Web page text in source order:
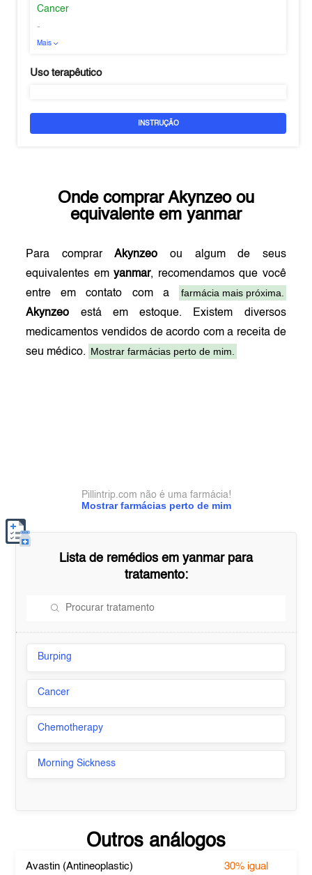
Cancer
-
Mais
Uso terapêutico
INSTRUÇÃO
Onde comprar Akynzeoou
equivalente em yanmar
Para comprarAkynzeo ou algum de seus
equivalentes emyanmar, recomendamos que você
entre em contato com a
farmácia mais próxima.
Akynzeo está em estoque. Existem diversos
medicamentos vendidos de acordo com a receita de
seu médico. Mostrar farmácias perto de mim.
Mostrar farmácias perto de mim
Pillintrip.com não é uma farmácia!
Lista de remédios em yanmarpara
tratamento:
Burping
Cancer
Chemotherapy
Morning Sickness
Outros análogos
Avastin (Antineoplastic) 30% igual